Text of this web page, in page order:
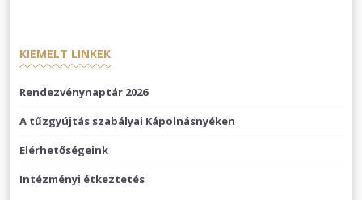
KIEMELT LINKEK
Rendezvénynaptár 2026
A tűzgyújtás szabályai Kápolnásnyéken
Elérhetőségeink
Intézményi étkeztetés